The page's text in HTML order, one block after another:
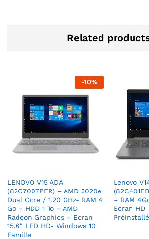
Related
-10%
LENOVO V15 ADA
(82C7007PFR) – AMD 3020e
Dual Core / 1.20 GHz- RAM 4
Go – HDD 1 To – AMD
Radeon Graphics – Ecran
15.6″ LED HD- Windows 10
Famille
Lenovo
– RAM
Ecran HD
Préinstallé